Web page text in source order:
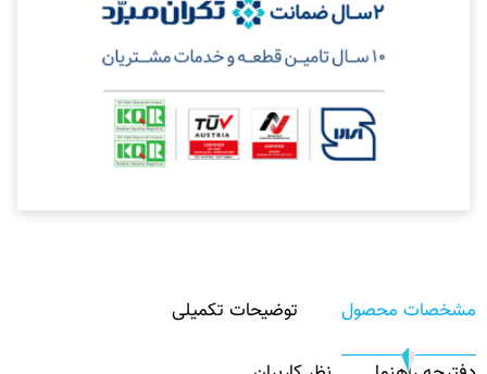
مشخصات محصول توضیحات تکمیلی